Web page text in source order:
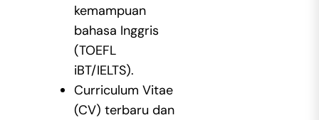
kemampuan
bahasa Inggris
(TOEFL
iBT/IELTS).
Curriculum Vitae
(CV) terbaru dan